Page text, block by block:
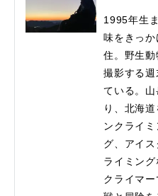
1995年生
味をきっ
住。野生
撮影する週
ている。
り、北海
ンクライ
グ、アイ
ライミン
クライマ